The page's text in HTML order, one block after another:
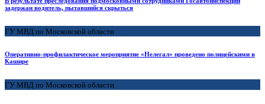
задержан водитель, пытавшийся скрыться
ГУ МВД по Московской области
Оперативно-профилактическое мероприятие «Нелегал» проведено полицейскими в
Кашире
ГУ МВД по Московской области